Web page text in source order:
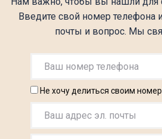
Введите свой номер телефона
почты и вопрос. Мы
Не хочу делиться своим